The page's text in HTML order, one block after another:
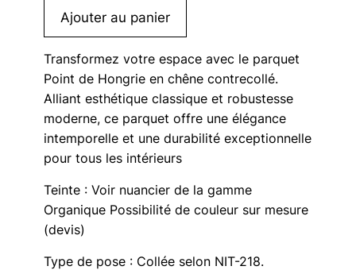
Point
de
Hongrie
chêne
massif
Ajouter au panier
Transformez votre espace avec le parquet
Point de Hongrie en chêne contrecollé.
Alliant esthétique classique et robustesse
moderne, ce parquet offre une élégance
intemporelle et une durabilité exceptionnelle
pour tous les intérieurs
Teinte : Voir nuancier de la gamme
Organique Possibilité de couleur sur mesure
(devis)
Type de pose : Collée selon NIT-218.